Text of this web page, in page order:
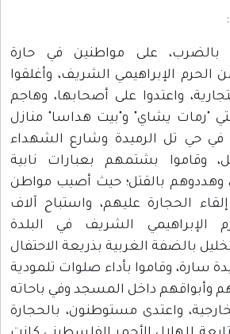
على مواطنين في حارة
الإبراهيمي الشريف، وأغلقوا
واعتدوا على أصحابها، وهاجم
يشاي" و"بيت هداسا" منازل
حي تل الرميدة وشارع الشهداء
بشتمهم بعبارات نابية
بالقتل؛ حيث أصيب مواطن
الحجارة عليهم، واستباح آلاف
الإبراهيمي الشريف في البلدة
بالضفة الغربية بذريعة الاحتفال
وقاموا بأداء صلوات تلمودية
وأبواقهم داخل المسجد وفي باحاته
واعتدى مستوطنون، بالحجارة